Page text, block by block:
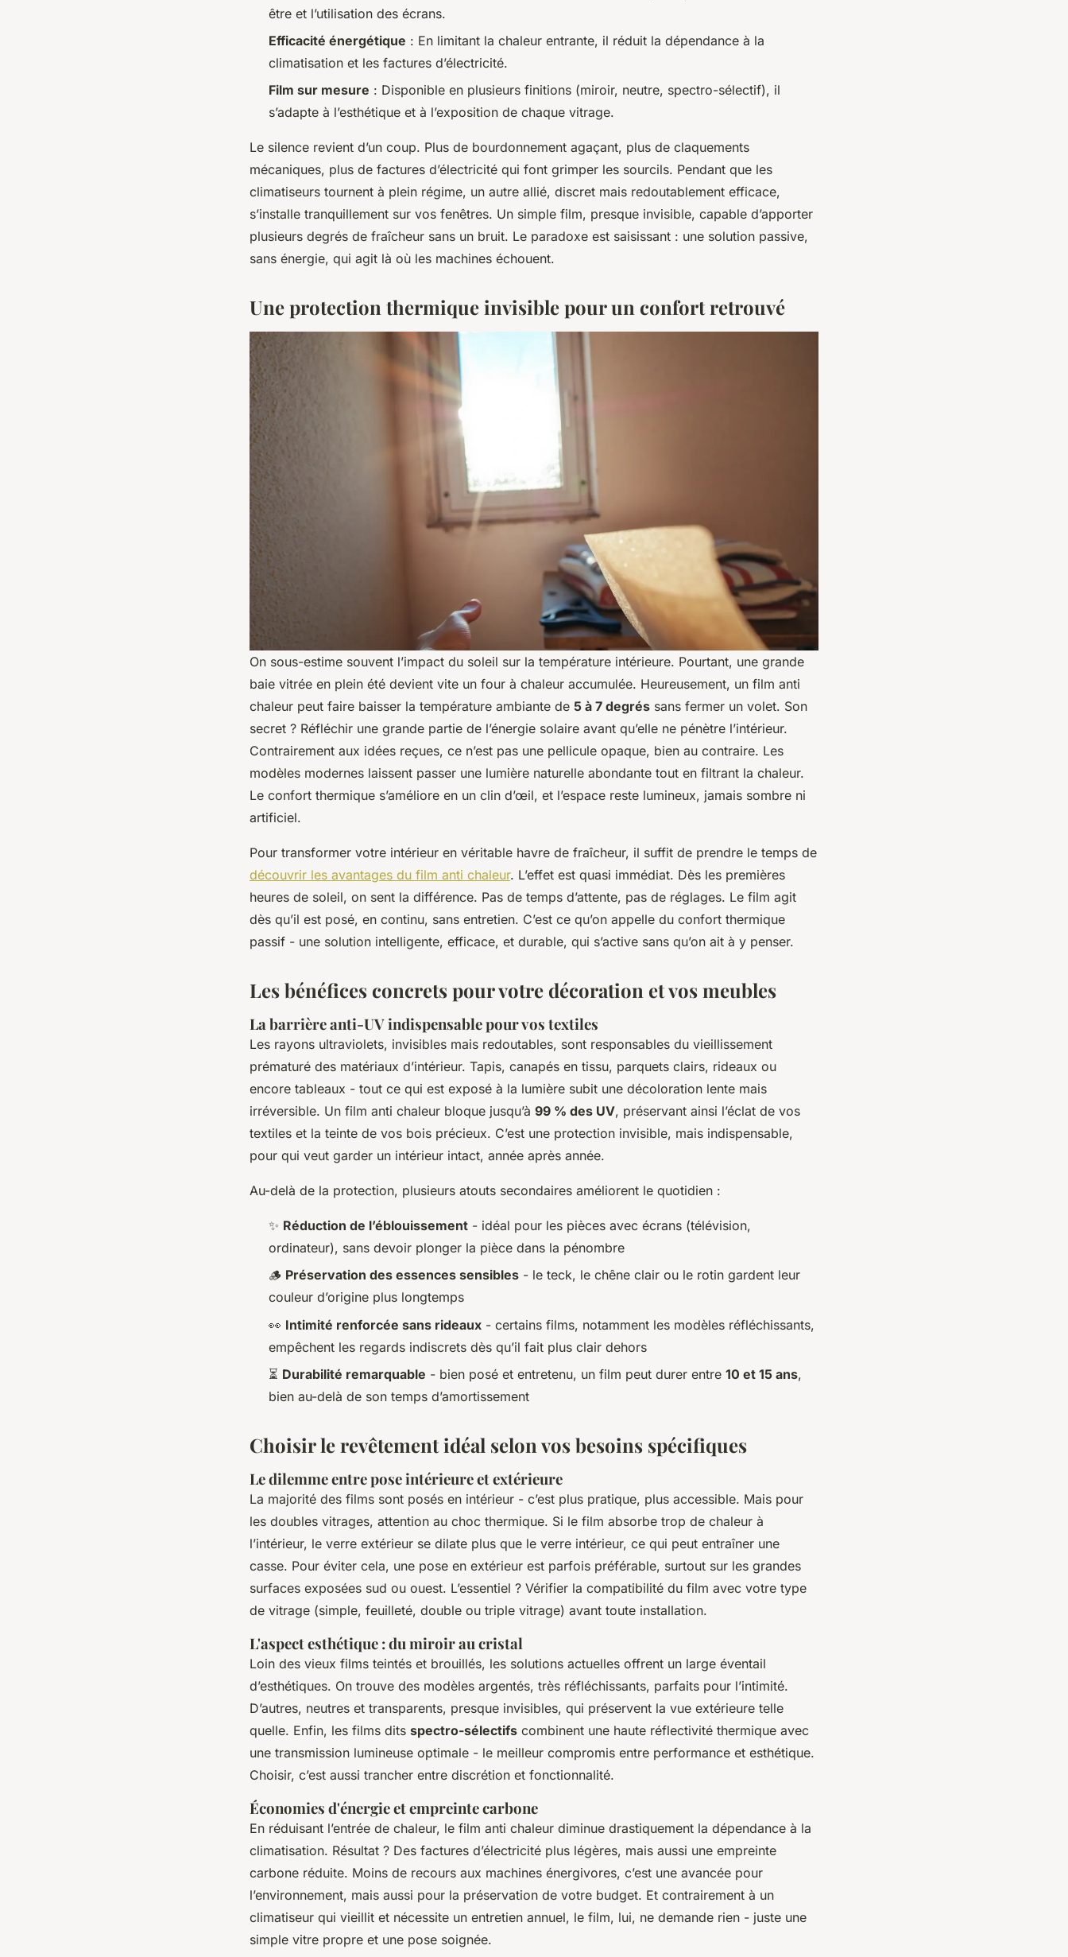
être et l’utilisation des écrans.
Efficacité énergétique : En limitant la chaleur entrante, il réduit la dépendance à la
climatisation et les factures d’électricité.
Film sur mesure : Disponible en plusieurs finitions (miroir, neutre, spectro-sélectif), il
s’adapte à l’esthétique et à l’exposition de chaque vitrage.
Le silence revient d’un coup. Plus de bourdonnement agaçant, plus de claquements
mécaniques, plus de factures d’électricité qui font grimper les sourcils. Pendant que les
climatiseurs tournent à plein régime, un autre allié, discret mais redoutablement efficace,
s’installe tranquillement sur vos fenêtres. Un simple film, presque invisible, capable d’apporter
plusieurs degrés de fraîcheur sans un bruit. Le paradoxe est saisissant : une solution passive,
sans énergie, qui agit là où les machines échouent.
Une protection thermique invisible pour un confort retrouvé
On sous-estime souvent l’impact du soleil sur la température intérieure. Pourtant, une grande
baie vitrée en plein été devient vite un four à chaleur accumulée. Heureusement, un film anti
chaleur peut faire baisser la température ambiante de 5 à 7 degrés sans fermer un volet. Son
secret ? Réfléchir une grande partie de l’énergie solaire avant qu’elle ne pénètre l’intérieur.
Contrairement aux idées reçues, ce n’est pas une pellicule opaque, bien au contraire. Les
modèles modernes laissent passer une lumière naturelle abondante tout en filtrant la chaleur.
Le confort thermique s’améliore en un clin d’œil, et l’espace reste lumineux, jamais sombre ni
artificiel.
Pour transformer votre intérieur en véritable havre de fraîcheur, il suffit de prendre le temps de
découvrir les avantages du film anti chaleur. L’effet est quasi immédiat. Dès les premières
heures de soleil, on sent la différence. Pas de temps d’attente, pas de réglages. Le film agit
dès qu’il est posé, en continu, sans entretien. C’est ce qu’on appelle du confort thermique
passif - une solution intelligente, efficace, et durable, qui s’active sans qu’on ait à y penser.
Les bénéfices concrets pour votre décoration et vos meubles
La barrière anti-UV indispensable pour vos textiles
Les rayons ultraviolets, invisibles mais redoutables, sont responsables du vieillissement
prématuré des matériaux d’intérieur. Tapis, canapés en tissu, parquets clairs, rideaux ou
encore tableaux - tout ce qui est exposé à la lumière subit une décoloration lente mais
irréversible. Un film anti chaleur bloque jusqu’à 99 % des UV, préservant ainsi l’éclat de vos
textiles et la teinte de vos bois précieux. C’est une protection invisible, mais indispensable,
pour qui veut garder un intérieur intact, année après année.
Au-delà de la protection, plusieurs atouts secondaires améliorent le quotidien :
✨ Réduction de l’éblouissement - idéal pour les pièces avec écrans (télévision,
ordinateur), sans devoir plonger la pièce dans la pénombre
🪵 Préservation des essences sensibles - le teck, le chêne clair ou le rotin gardent leur
couleur d’origine plus longtemps
👀 Intimité renforcée sans rideaux - certains films, notamment les modèles réfléchissants,
empêchent les regards indiscrets dès qu’il fait plus clair dehors
⏳ Durabilité remarquable - bien posé et entretenu, un film peut durer entre 10 et 15 ans,
bien au-delà de son temps d’amortissement
Choisir le revêtement idéal selon vos besoins spécifiques
Le dilemme entre pose intérieure et extérieure
La majorité des films sont posés en intérieur - c’est plus pratique, plus accessible. Mais pour
les doubles vitrages, attention au choc thermique. Si le film absorbe trop de chaleur à
l’intérieur, le verre extérieur se dilate plus que le verre intérieur, ce qui peut entraîner une
casse. Pour éviter cela, une pose en extérieur est parfois préférable, surtout sur les grandes
surfaces exposées sud ou ouest. L’essentiel ? Vérifier la compatibilité du film avec votre type
de vitrage (simple, feuilleté, double ou triple vitrage) avant toute installation.
L'aspect esthétique : du miroir au cristal
Loin des vieux films teintés et brouillés, les solutions actuelles offrent un large éventail
d’esthétiques. On trouve des modèles argentés, très réfléchissants, parfaits pour l’intimité.
D’autres, neutres et transparents, presque invisibles, qui préservent la vue extérieure telle
quelle. Enfin, les films dits spectro-sélectifs combinent une haute réflectivité thermique avec
une transmission lumineuse optimale - le meilleur compromis entre performance et esthétique.
Choisir, c’est aussi trancher entre discrétion et fonctionnalité.
Économies d'énergie et empreinte carbone
En réduisant l’entrée de chaleur, le film anti chaleur diminue drastiquement la dépendance à la
climatisation. Résultat ? Des factures d’électricité plus légères, mais aussi une empreinte
carbone réduite. Moins de recours aux machines énergivores, c’est une avancée pour
l’environnement, mais aussi pour la préservation de votre budget. Et contrairement à un
climatiseur qui vieillit et nécessite un entretien annuel, le film, lui, ne demande rien - juste une
simple vitre propre et une pose soignée.